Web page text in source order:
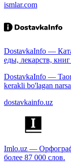
ismlar.com
DostavkaInfo —
еды, лекарств,
DostavkaInfo —
kerakli bo'lagan
dostavkainfo.uz
Imlo.uz —
более 87 000 слов.